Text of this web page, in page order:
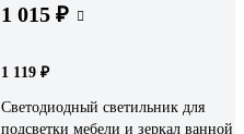
1 015 ₽
1 119 ₽
Светодиодный светильник для
подсветки мебели и зеркал ванной